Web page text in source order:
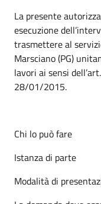
La presente
esecuzione
trasmettere al
Marsciano (PG)
lavori ai sensi
28/01/2015.
Chi lo può fare
Istanza di parte
Modalità di